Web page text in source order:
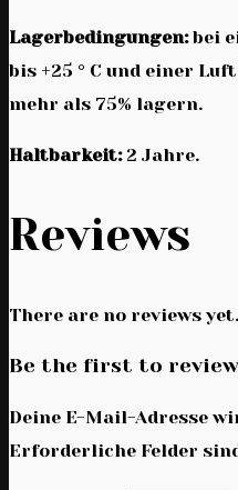
Lagerbedingungen:bei
bis +25 ° C und einer
mehr als 75% lagern.
Haltbarkeit: 2 Jahre.
Reviews
There are no reviews yet.
Be the first to review
Deine E-Mail-Adresse
Erforderliche Felder